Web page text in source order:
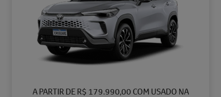
A PARTIR DE R$ 179.990,00 COM USADO NA